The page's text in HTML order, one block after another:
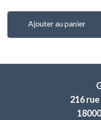
Ajouter au panier
216